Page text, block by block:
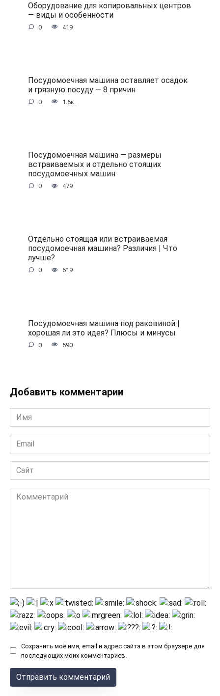
Оборудование для копировальных центров
— виды и особенности
0 419
Посудомоечная машина оставляет осадок
и грязную посуду — 8 причин
0 1.6к.
Посудомоечная машина — размеры
встраиваемых и отдельно стоящих
посудомоечных машин
0 479
Отдельно стоящая или встраиваемая
посудомоечная машина? Различия | Что
лучше?
0 619
Посудомоечная машина под раковиной |
хорошая ли это идея? Плюсы и минусы
0 590
Добавить комментарии
Имя
*
Email
*
Сайт
Комментарий
Сохранить моё имя, email и адрес сайта в этом браузере для
последующих моих комментариев.